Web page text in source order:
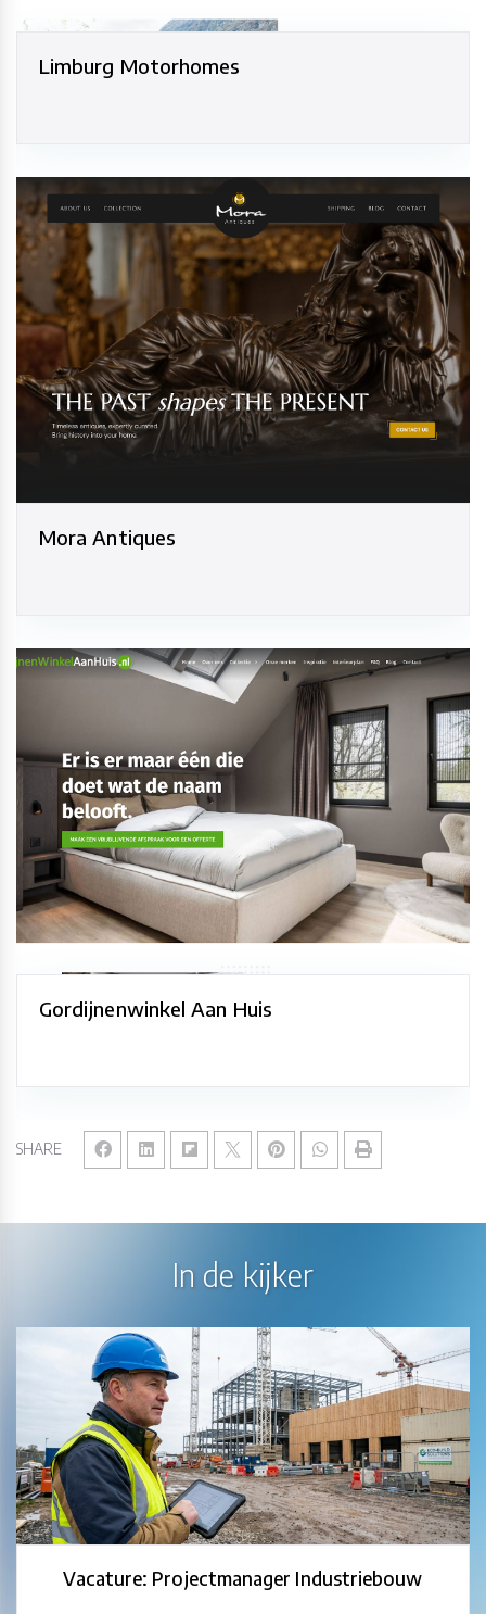
SHARE
Limburg Motorhomes
Mora Antiques
Gordijnenwinkel Aan Huis
In de kijker
Vacature: Projectmanager Industriebouw